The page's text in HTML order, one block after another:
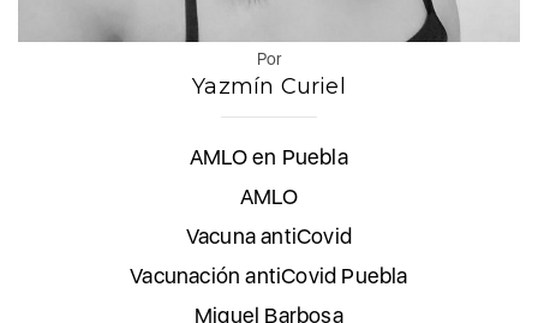
Por
Yazmín Curiel
AMLO en Puebla
AMLO
Vacuna antiCovid
Vacunación antiCovid Puebla
Miguel Barbosa